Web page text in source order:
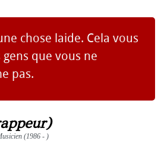
chose laide. Cela vous
que vous ne
pas.
(1986 - )